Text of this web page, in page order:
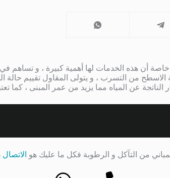
أن هذه الخدمات لها أهمية كبيرة ، و تساهم في
الاسطح من التسرب ، و يتولى المقاول تقييم حالة
عن المياه مما يزيد من عمر المبنى ، كما
من التآكل و الرطوبة فكل ما عليك هو الاتصال